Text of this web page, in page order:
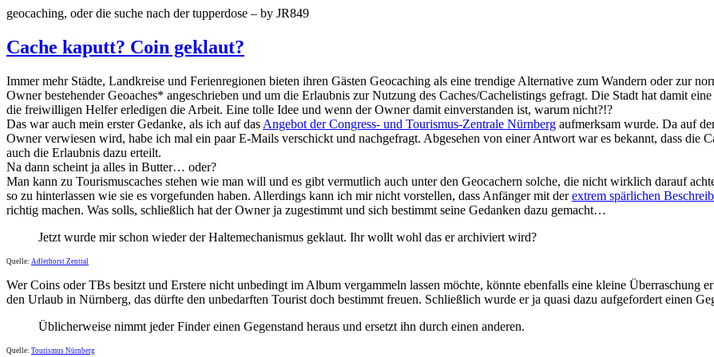
geocaching, oder die suche nach der tupperdose – by JR849
Cache kaputt? Coin geklaut?
Immer mehr Städte, Landkreise und Ferienregionen bieten ihren Gästen Geocaching als eine trendige Alternative zum Wandern oder zur
Owner bestehender Geoaches* angeschrieben und um die Erlaubnis zur Nutzung des Caches/Cachelistings gefragt. Die Stadt hat damit
die freiwilligen Helfer erledigen die Arbeit. Eine tolle Idee und wenn der Owner damit einverstanden ist, warum nicht?!?
Das war auch mein erster Gedanke, als ich auf das Angebot der Congress- und Tourismus-Zentrale Nürnberg aufmerksam wurde. Da auf
Owner verwiesen wird, habe ich mal ein paar E-Mails verschickt und nachgefragt. Abgesehen von einer Antwort war es bekannt, dass die
auch die Erlaubnis dazu erteilt.
Na dann scheint ja alles in Butter… oder?
Man kann zu Tourismuscaches stehen wie man will und es gibt vermutlich auch unter den Geocachern solche, die nicht wirklich darauf
so zu hinterlassen wie sie es vorgefunden haben. Allerdings kann ich mir nicht vorstellen, dass Anfänger mit derextrem spärlichen
richtig machen. Was solls, schließlich hat der Owner ja zugestimmt und sich bestimmt seine Gedanken dazu gemacht…
Jetzt wurde mir schon wieder der Haltemechanismus geklaut. Ihr wollt wohl das er archiviert wird?
Quelle: Adlerhorst Zentral
Wer Coins oder TBs besitzt und Erstere nicht unbedingt im Album vergammeln lassen möchte, könnte ebenfalls eine kleine Überraschung
den Urlaub in Nürnberg, das dürfte den unbedarften Tourist doch bestimmt freuen. Schließlich wurde er ja quasi dazu aufgefordert einen
Üblicherweise nimmt jeder Finder einen Gegenstand heraus und ersetzt ihn durch einen anderen.
Quelle: Tourismus Nürnberg